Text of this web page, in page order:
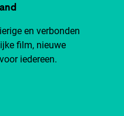
en verbonden
film, nieuwe
iedereen.